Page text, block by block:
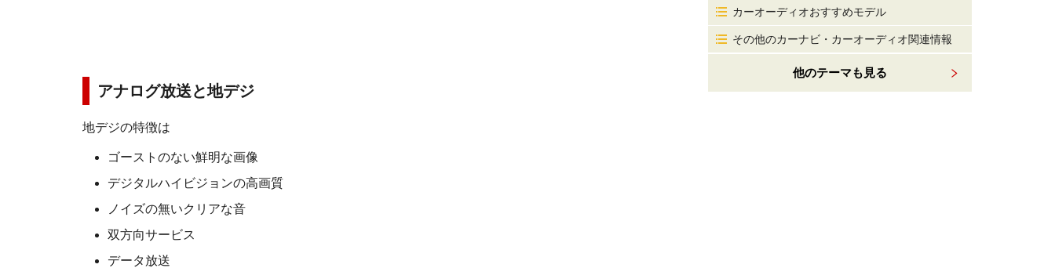
アナログ放送と地デジ
地デジの特徴は
ゴーストのない鮮明な画像
デジタルハイビジョンの高画質
ノイズの無いクリアな音
双方向サービス
データ放送
カーオーディオおすすめモデル
その他のカーナビ・カーオーディオ関連情報
他のテーマも見る